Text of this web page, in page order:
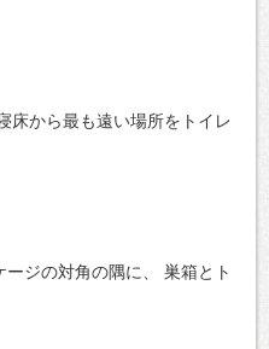
床から最も遠い場所をトイレ
ジの対角の隅に、
巣箱とト